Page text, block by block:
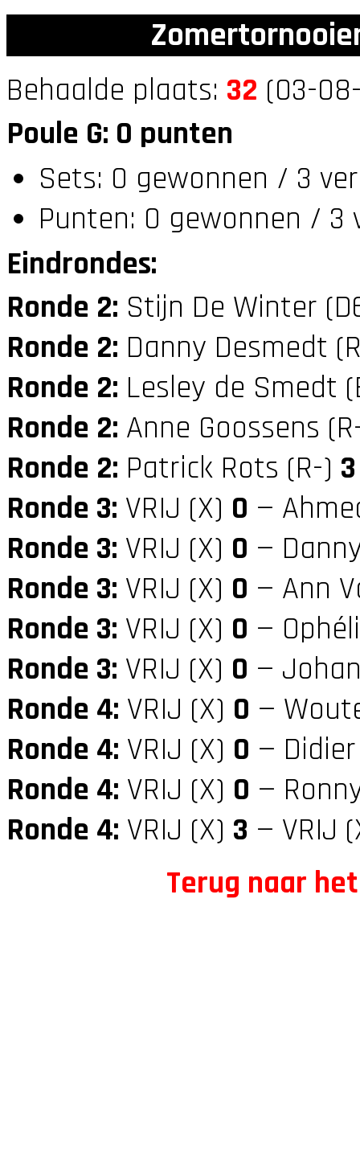
Behaalde plaats: 32 (03-
Poule G: 0 punten
Sets: 0 gewonnen / 3
Punten: 0 gewonnen / 3
Eindrondes:
Ronde 2: Stijn De Winter
Ronde 2: Danny Desmedt
Ronde 2: Lesley de Smedt
Ronde 2: Anne Goossens
Ronde 2: Patrick Rots (R-) 3
Ronde 3: VRIJ (X) 0 —
Ronde 3: VRIJ (X) 0 —
Ronde 3: VRIJ (X) 0 — Ann
Ronde 3: VRIJ (X) 0 —
Ronde 3: VRIJ (X) 0 —
Ronde 4: VRIJ (X) 0 —
Ronde 4: VRIJ (X) 0 —
Ronde 4: VRIJ (X) 0 —
Ronde 4: VRIJ (X) 3 — VRIJ
Terug naar